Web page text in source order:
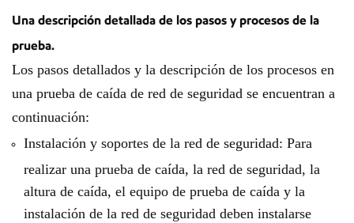
Una descripción detallada de los pasos y procesos de la
prueba.
Los pasos detallados y la descripción de los procesos en
una prueba de caída de red de seguridad se encuentran a
continuación:
Instalación y soportes de la red de seguridad: Para
realizar una prueba de caída, la red de seguridad, la
altura de caída, el equipo de prueba de caída y la
instalación de la red de seguridad deben instalarse